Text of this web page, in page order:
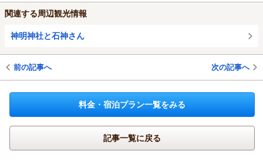
関連する周辺観光情報
神明神社と石神さん
前の記事へ 次の記事へ
料金・宿泊プラン一覧をみる
記事一覧に戻る